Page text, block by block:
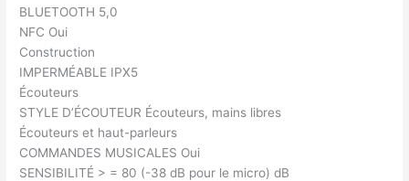
BLUETOOTH 5,0
NFC Oui
Construction
IMPERMÉABLE IPX5
Écouteurs
STYLE D’ÉCOUTEUR Écouteurs, mains libres
Écouteurs et haut-parleurs
COMMANDES MUSICALES Oui
SENSIBILITÉ > = 80 (-38 dB pour le micro) dB